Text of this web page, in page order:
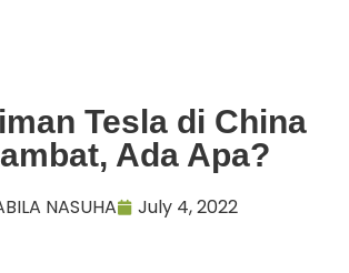
Tesla di China
Ada Apa?
NASUHA July 4, 2022